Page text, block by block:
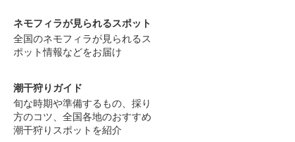
ネモフィラが見られるスポット
全国のネモフィラが見られるス
ポット情報などをお届け
潮干狩りガイド
旬な時期や準備するもの、採り
方のコツ、全国各地のおすすめ
潮干狩りスポットを紹介